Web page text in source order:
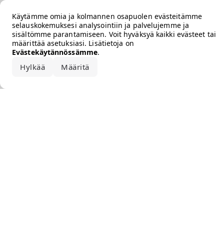
Käytämme omia ja kolmannen osapuolen evästeitämme
selauskokemuksesi analysointiin ja palvelujemme ja
sisältömme parantamiseen. Voit hyväksyä kaikki evästeet tai
määrittää asetuksiasi. Lisätietoja on
Evästekäytännössämme.
Hylkää Määritä
Error loading the brand